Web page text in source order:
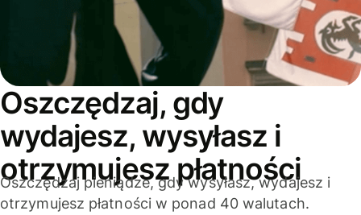
Oszczędzaj, gdy
wydajesz, wysyłasz i
otrzymujesz płatności
Oszczędzaj pieniądze, gdy wysyłasz, wydajesz i
otrzymujesz płatności w ponad 40 walutach.